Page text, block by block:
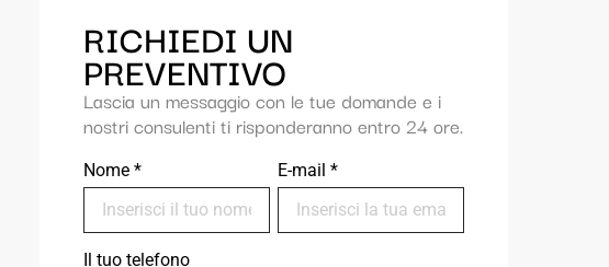
RICHIEDI UN
PREVENTIVO
Lascia un messaggio con le tue domande e i
nostri consulenti ti risponderanno entro 24 ore.
Nome * E-mail *
Il tuo telefono